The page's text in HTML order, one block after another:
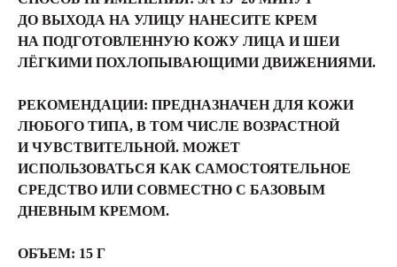
ДО ВЫХОДА НА УЛИЦУ НАНЕСИТЕ КРЕМ
НА ПОДГОТОВЛЕННУЮ КОЖУ ЛИЦА И ШЕИ
ЛЁГКИМИ ПОХЛОПЫВАЮЩИМИ ДВИЖЕНИЯМИ.
РЕКОМЕНДАЦИИ: ПРЕДНАЗНАЧЕН ДЛЯ КОЖИ
ЛЮБОГО ТИПА, В ТОМ ЧИСЛЕ ВОЗРАСТНОЙ
И ЧУВСТВИТЕЛЬНОЙ. МОЖЕТ
ИСПОЛЬЗОВАТЬСЯ КАК САМОСТОЯТЕЛЬНОЕ
СРЕДСТВО ИЛИ СОВМЕСТНО С БАЗОВЫМ
ДНЕВНЫМ КРЕМОМ.
ОБЪЕМ: 15 Г